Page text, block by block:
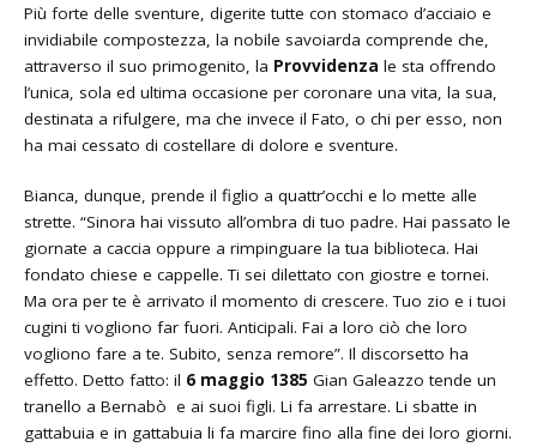
Più forte delle sventure, digerite tutte con stomaco d’acciaio e
invidiabile compostezza, la nobile savoiarda comprende che,
attraverso il suo primogenito, la Provvidenzale sta offrendo
l’unica, sola ed ultima occasione per coronare una vita, la sua,
destinata a rifulgere, ma che invece il Fato, o chi per esso, non
ha mai cessato di costellare di dolore e sventure.
Bianca, dunque, prende il figlio a quattr’occhi e lo mette alle
strette. “Sinora hai vissuto all’ombra di tuo padre. Hai passato le
giornate a caccia oppure a rimpinguare la tua biblioteca. Hai
fondato chiese e cappelle. Ti sei dilettato con giostre e tornei.
Ma ora per te è arrivato il momento di crescere. Tuo zio e i tuoi
cugini ti vogliono far fuori. Anticipali. Fai a loro ciò che loro
vogliono fare a te. Subito, senza remore”. Il discorsetto ha
effetto. Detto fatto: il 6 maggio 1385 Gian Galeazzo tende un
tranello a Bernabò e ai suoi figli. Li fa arrestare. Li sbatte in
gattabuia e in gattabuia li fa marcire fino alla fine dei loro giorni.